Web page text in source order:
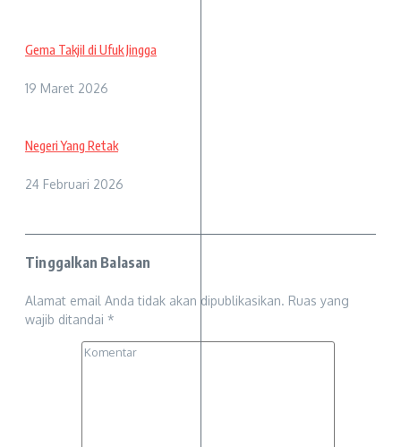
Gema Takjil di Ufuk Jingga
19 Maret 2026
Negeri Yang Retak
24 Februari 2026
Tinggalkan Balasan
Alamat email Anda tidak akan dipublikasikan. Ruas yang
wajib ditandai *